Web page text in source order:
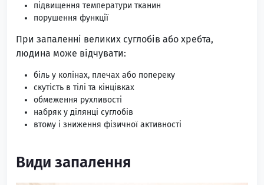
підвищення температури тканин
порушення функції
При запаленні великих суглобів або хребта,
людина може відчувати:
біль у колінах, плечах або попереку
скутість в тілі та кінцівках
обмеження рухливості
набряк у ділянці суглобів
втому і зниження фізичної активності
Види запалення